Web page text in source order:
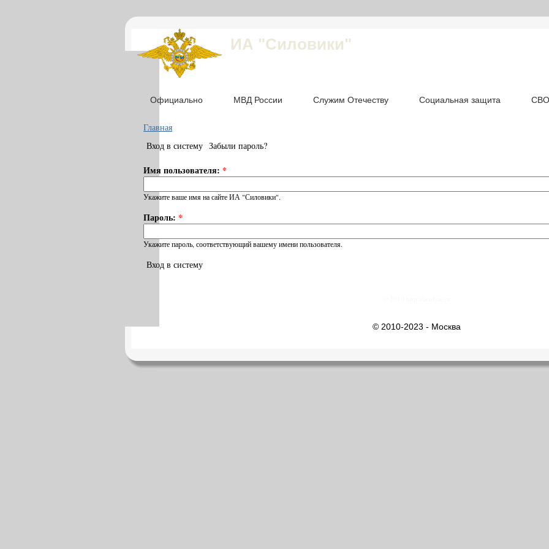
ИА "Силовики"
Официально МВД России Служим Отечеству Социальная защита СВО
Главная
Вход в систему Забыли пароль?
Имя пользователя: *
Укажите ваше имя на сайте ИА "Силовики".
Пароль: *
Укажите пароль, соответствующий вашему имени пользователя.
Вход в систему
© 2010-2023 - Москва